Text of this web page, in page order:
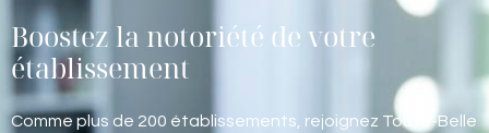
Boostez la notoriété de votre
établissement
Comme plus de 200 établissements, rejoignez Toute-Belle